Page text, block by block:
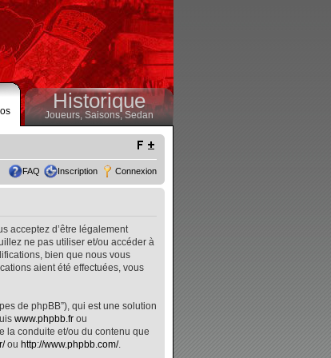
Historique
Joueurs, Saisons,Sedan
FAQ Inscription Connexion
acceptez d’être légalement
ne pas utiliser et/ou accéder à
bien que nous vous
aient été effectuées, vous
de phpBB”), qui est une solution
www.phpbb.fr ou
la conduite et/ou du contenu que
ou http://www.phpbb.com/.